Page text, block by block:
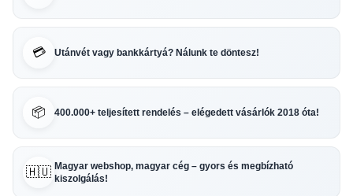
💳 Utánvét vagy bankkártyá? Nálunk te döntesz!
📦 400.000+ teljesített rendelés – elégedett vásárlók 2018 óta!
🇭🇺 Magyar webshop, magyar cég – gyors és megbízható
kiszolgálás!